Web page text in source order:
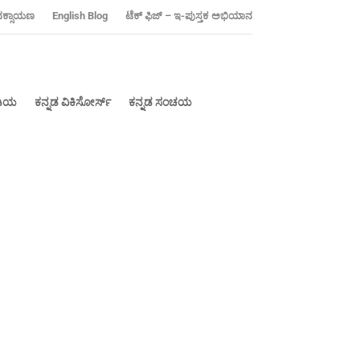
‍English Blog ಟೆಕ್ ಫಿಜ್ – ಇ-ಪುಸ್ತಕ ಅಭಿಯಾನ
ಕನ್ನಡ ವಿಕಿಸೋರ್ಸ್ ಕನ್ನಡ ಸಂಚಯ